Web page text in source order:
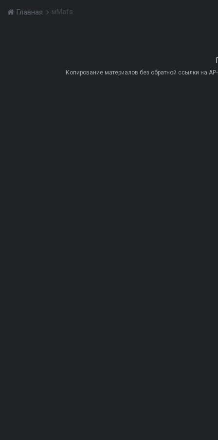
Главная мMafs
Копирование материалов без обратной ссылки на